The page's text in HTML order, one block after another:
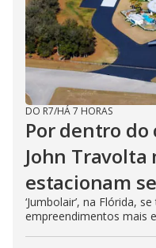
DO R7/HÁ 7 HORAS
Por dentro
John
estacionam
‘Jumbolair’, na Flórida,
empreendimentos mais